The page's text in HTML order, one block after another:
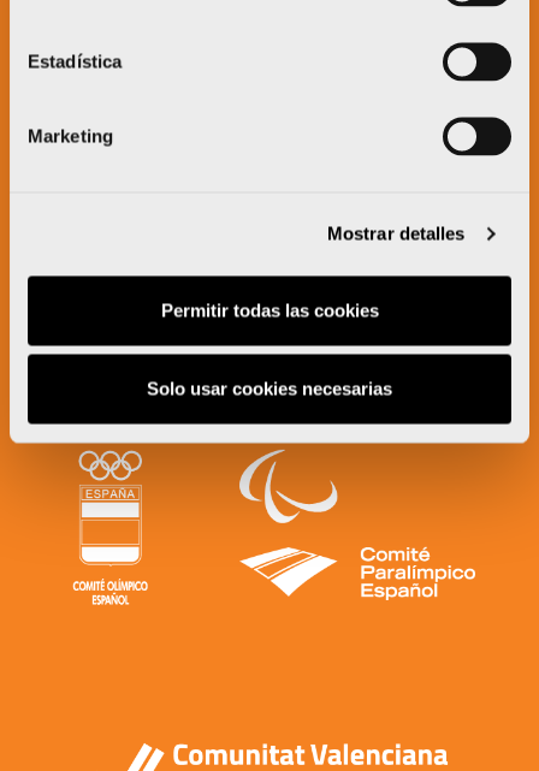
Estadística
Marketing
Mostrar detalles
Permitir todas las cookies
Solo usar cookies necesarias